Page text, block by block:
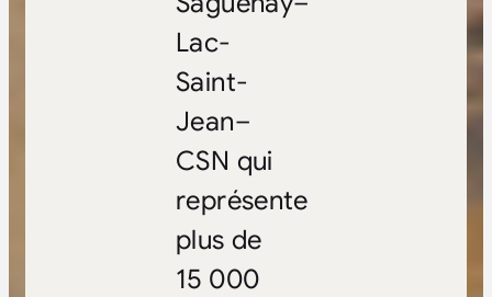
Lac-
Saint-
Jean–
CSN qui
représente
plus de
15 000